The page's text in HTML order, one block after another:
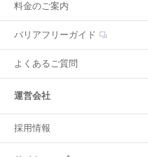
料金のご案内
バリアフリーガイド
よくあるご質問
運営会社
採用情報